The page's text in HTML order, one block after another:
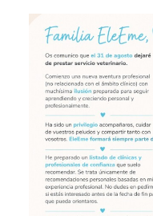
Trámites y
Vacunación y
Consulta Veterinaria
Análisis Clínicos
Servicio de Ecografías
Identificación y
Radiografías, Cirugías,